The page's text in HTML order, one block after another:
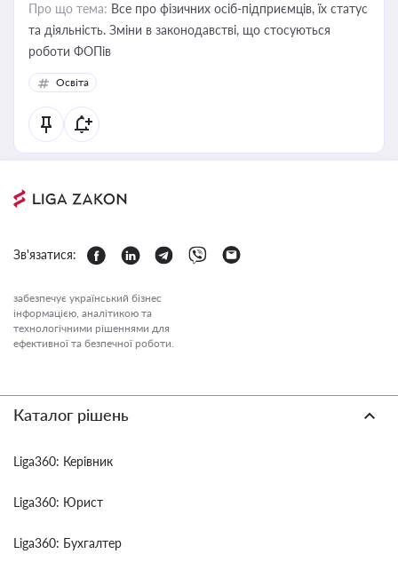
Про що тема: Все про фізичних осіб-підприємців, їх статус
та діяльність. Зміни в законодавстві, що стосуються
роботи ФОПів
Освіта
Зв'язатися:
забезпечує український бізнес
інформацією, аналітикою та
технологічними рішеннями для
ефективної та безпечної роботи.
Каталог рішень
Liga360: Керівник
Liga360: Юрист
Liga360: Бухгалтер